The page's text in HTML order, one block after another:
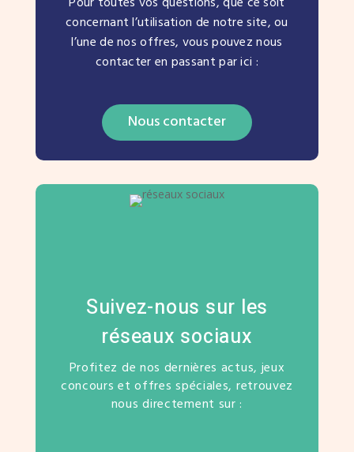
concernant l’utilisation de notre site, ou
l’une de nos offres, vous pouvez nous
contacter en passant par ici :
Nous contacter
Suivez-nous sur les
réseaux sociaux
Profitez de nos dernières actus, jeux
concours et offres spéciales, retrouvez
nous directement sur :